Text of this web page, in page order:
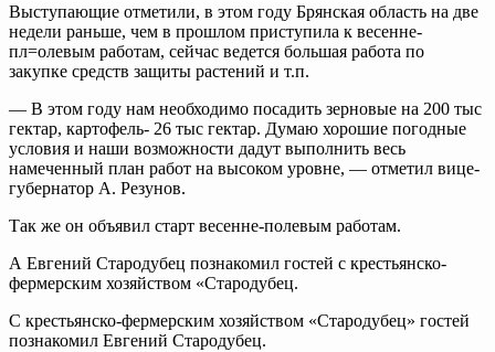
Выступающие отметили, в этом году Брянская область на две
недели раньше, чем в прошлом приступила к весенне-
пл=олевым работам, сейчас ведется большая работа по
закупке средств защиты растений и т.п.
— В этом году нам необходимо посадить зерновые на 200 тыс
гектар, картофель- 26 тыс гектар. Думаю хорошие погодные
условия и наши возможности дадут выполнить весь
намеченный план работ на высоком уровне, — отметил вице-
губернатор А. Резунов.
Так же он объявил старт весенне-полевым работам.
А Евгений Стародубец познакомил гостей с крестьянско-
фермерским хозяйством «Стародубец.
С крестьянско-фермерским хозяйством «Стародубец» гостей
познакомил Евгений Стародубец.